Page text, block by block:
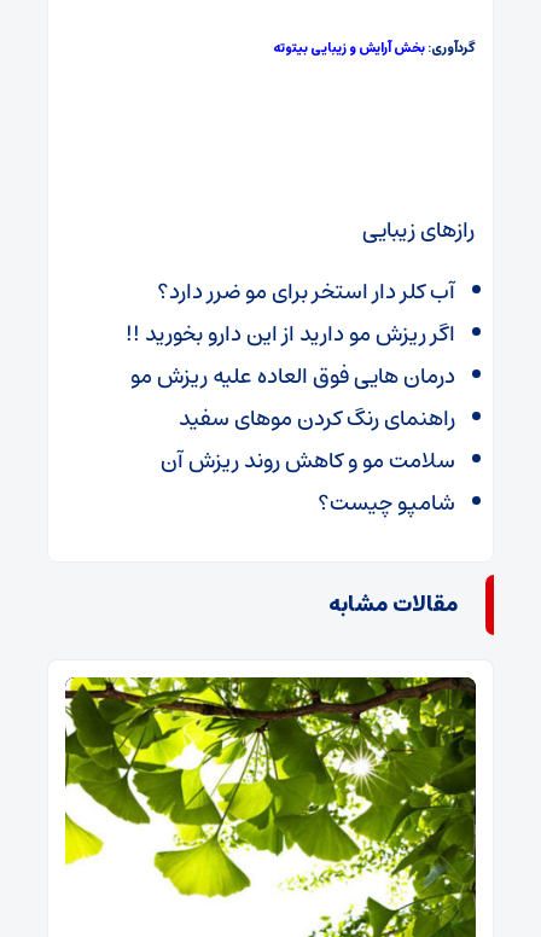
گردآوری:بخش آرایش و زیبایی بیتوته
رازهای زیبایی
آب کلر دار استخر برای مو ضرر دارد؟
اگر ریزش مو دارید از این دارو بخورید !!
درمان هایی فوق العاده علیه ریزش مو
راهنمای رنگ کردن موهای سفید
سلامت مو و کاهش روند ریزش آن
شامپو چیست؟
مقالات مشابه